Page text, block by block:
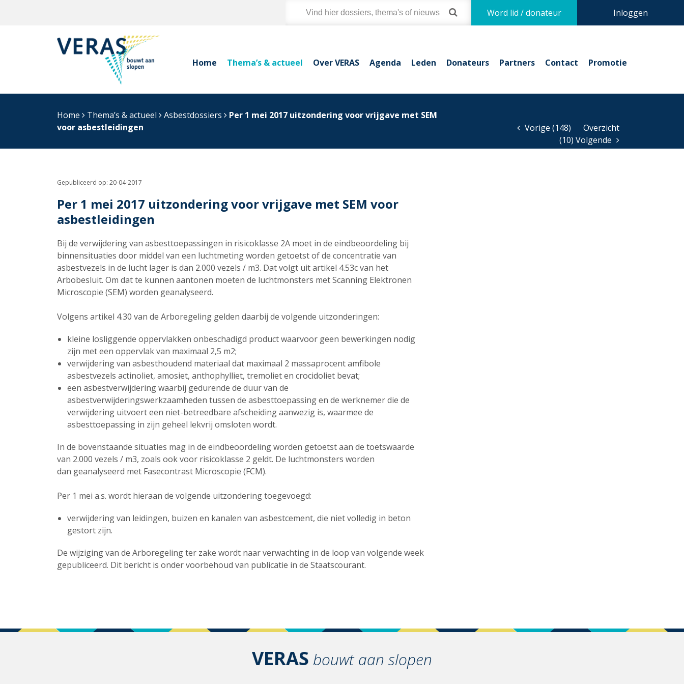
Inloggen
Word lid / donateur
Home Thema’s & actueel Over VERAS Agenda Leden Donateurs Partners Contact Promotie
Home Thema’s & actueel Asbestdossiers
Per 1 mei 2017 uitzondering voor vrijgave met SEM
voor asbestleidingen
Vorige (148)
Overzicht
(10) Volgende
Gepubliceerd op: 20-04-2017
Per 1 mei 2017 uitzondering voor vrijgave met SEM voor
asbestleidingen
Bij de verwijdering van asbesttoepassingen in risicoklasse 2A moet in de eindbeoordeling bij
binnensituaties door middel van een luchtmeting worden getoetst of de concentratie van
asbestvezels in de lucht lager is dan 2.000 vezels / m3. Dat volgt uit artikel 4.53c van het
Arbobesluit. Om dat te kunnen aantonen moeten de luchtmonsters met Scanning Elektronen
Microscopie (SEM) worden geanalyseerd.
Volgens artikel 4.30 van de Arboregeling gelden daarbij de volgende uitzonderingen:
kleine losliggende oppervlakken onbeschadigd product waarvoor geen bewerkingen nodig
zijn met een oppervlak van maximaal 2,5 m2;
verwijdering van asbesthoudend materiaal dat maximaal 2 massaprocent amfibole
asbestvezels actinoliet, amosiet, anthophylliet, tremoliet en crocidoliet bevat;
een asbestverwijdering waarbij gedurende de duur van de
asbestverwijderingswerkzaamheden tussen de asbesttoepassing en de werknemer die de
verwijdering uitvoert een niet-betreedbare afscheiding aanwezig is, waarmee de
asbesttoepassing in zijn geheel lekvrij omsloten wordt.
In de bovenstaande situaties mag in de eindbeoordeling worden getoetst aan de toetswaarde
van 2.000 vezels / m3, zoals ook voor risicoklasse 2 geldt. De luchtmonsters worden
dan geanalyseerd met Fasecontrast Microscopie (FCM).
Per 1 mei a.s. wordt hieraan de volgende uitzondering toegevoegd:
verwijdering van leidingen, buizen en kanalen van asbestcement, die niet volledig in beton
gestort zijn.
De wijziging van de Arboregeling ter zake wordt naar verwachting in de loop van volgende week
gepubliceerd. Dit bericht is onder voorbehoud van publicatie in de Staatscourant.
VERAS bouwt aan slopen